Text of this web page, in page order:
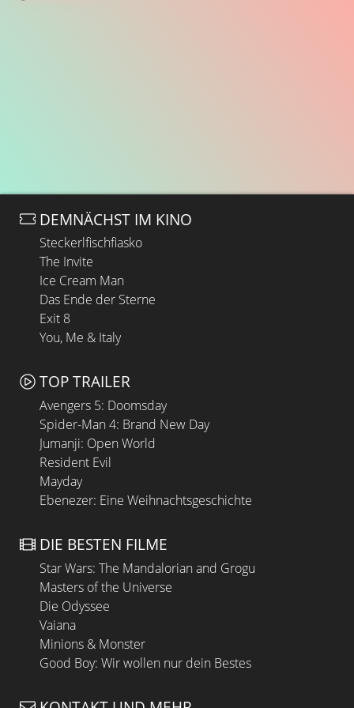
DEMNÄCHST IM KINO
Steckerlfischfiasko
The Invite
Ice Cream Man
Das Ende der Sterne
Exit 8
You, Me & Italy
TOP TRAILER
Avengers 5: Doomsday
Spider-Man 4: Brand New Day
Jumanji: Open World
Resident Evil
Mayday
Ebenezer: Eine Weihnachtsgeschichte
DIE BESTEN FILME
Star Wars: The Mandalorian and Grogu
Masters of the Universe
Die Odyssee
Vaiana
Minions & Monster
Good Boy: Wir wollen nur dein Bestes